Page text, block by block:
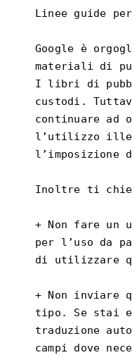
Linee guide
Google è
materiali di
I libri di
custodi.
continuare ad
l’utilizzo
l’imposizione
Inoltre ti
+ Non fare un
per l’uso da
di utilizzare
+ Non inviare
tipo. Se stai
traduzione
campi dove